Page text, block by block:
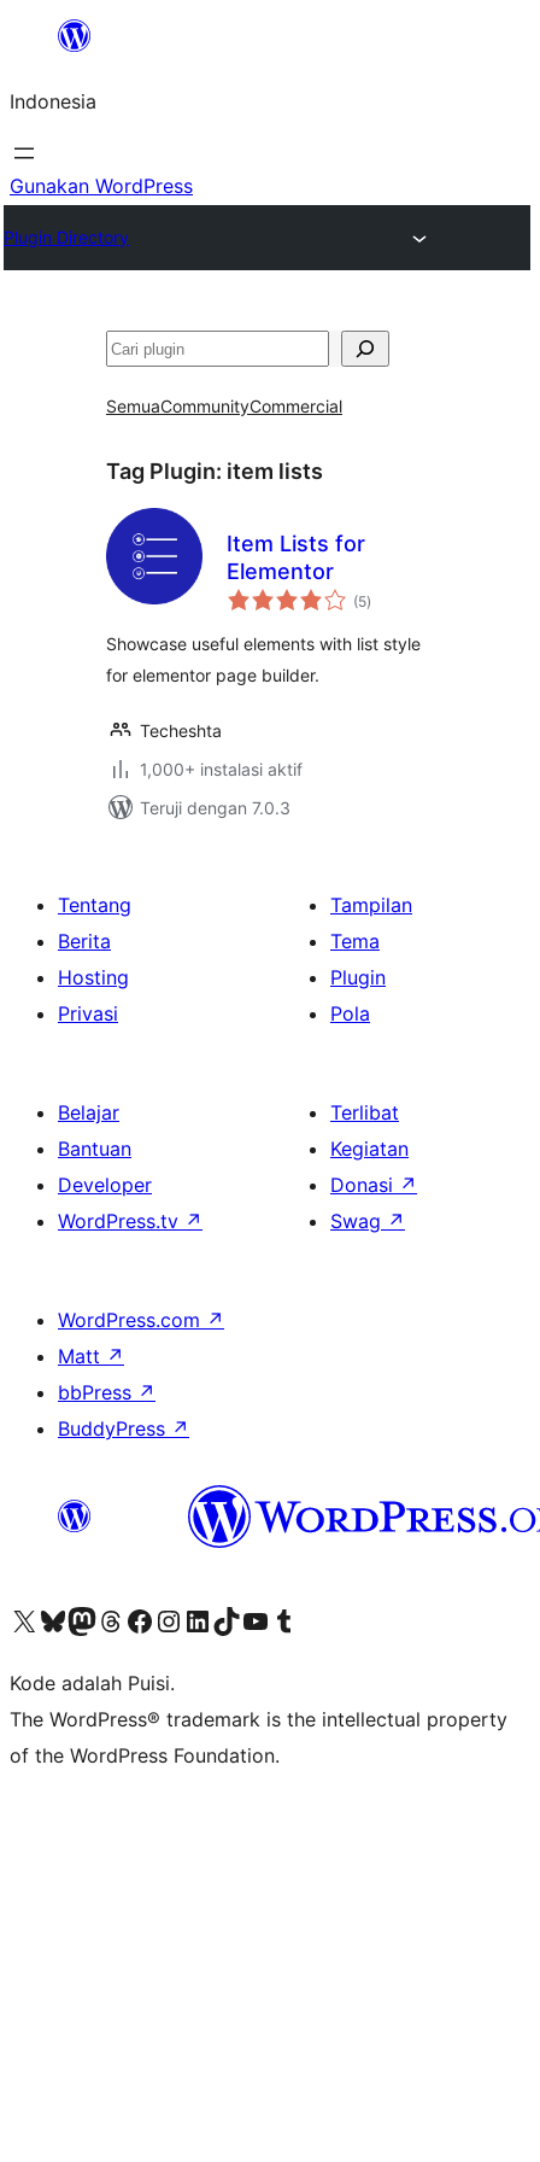
Lewati
konten
Indonesia
Gunakan WordPress
Plugin Directory
Cari
SemuaCommunityCommercial
Tag Plugin: item lists
Item Lists for
Elementor
(5total
rating
)
Showcase useful elements with list style
for elementor page builder.
Techeshta
1,000+ instalasi aktif
Teruji dengan 7.0.3
Tentang
Berita
Hosting
Privasi
Tampilan
Tema
Plugin
Pola
Belajar
Bantuan
Developer
WordPress.tv ↗
Terlibat
Kegiatan
Donasi ↗
Swag ↗
WordPress.com ↗
Matt ↗
bbPress ↗
BuddyPress ↗
Kunjungi akun X (sebelumnya Twitter) kamiVisit our Bluesky account
Kunjungi akun Mastodon kami
Visit our Threads account
Kunjungi halaman Facebook kamiKunjungi akun Instagram kamiKunjungi akun LinkedIn kami
Visit our TikTok account
Kunjungi channel YouTube kamiVisit our Tumblr account
Kode adalah Puisi.
The WordPress® trademark is the intellectual property
of the WordPress Foundation.